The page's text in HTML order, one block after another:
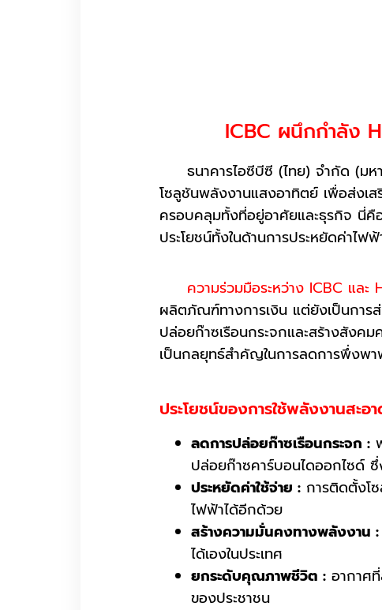
ICBC ผนึกกำลัง
ธนาคารไอซีบีซี (ไทย) จำกัด (มห
โซลูชันพลังงานแสงอาทิตย์ เพื่อส่งเส
ครอบคลุมทั้งที่อยู่อาศัยและธุรกิจ นี่คือ
ประโยชน์ทั้งในด้านการประหยัดค่าไ
ความร่วมมือระหว่าง ICBC และ
ผลิตภัณฑ์ทางการเงิน แต่ยังเป็นการ
ปล่อยก๊าซเรือนกระจกและสร้างสังค
เป็นกลยุทธ์สำคัญในการลดการพึ่งพา
ประโยชน์ของการใช้พลังงานสะอ
ลดการปล่อยก๊าซเรือนกระจก :
ปล่อยก๊าซคาร์บอนไดออกไซด์ ซึ่
ประหยัดค่าใช้จ่าย : การติดตั้งโ
ไฟฟ้าได้อีกด้วย
สร้างความมั่นคงทางพลังงาน :
ได้เองในประเทศ
ยกระดับคุณภาพชีวิต : อากาศ
ของประชาชน